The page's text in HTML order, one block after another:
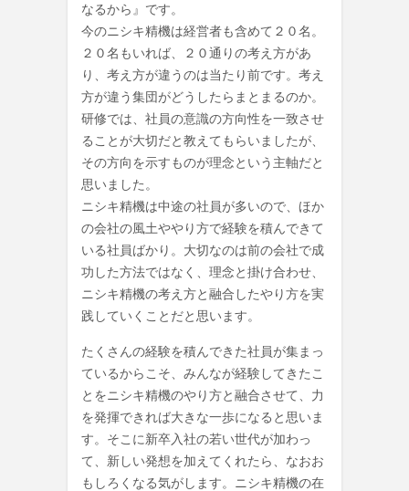
なるから』です。
今のニシキ精機は経営者も含めて２０名。
２０名もいれば、２０通りの考え方があ
り、考え方が違うのは当たり前です。考え
方が違う集団がどうしたらまとまるのか。
研修では、社員の意識の方向性を一致させ
ることが大切だと教えてもらいましたが、
その方向を示すものが理念という主軸だと
思いました。
ニシキ精機は中途の社員が多いので、ほか
の会社の風土ややり方で経験を積んできて
いる社員ばかり。大切なのは前の会社で成
功した方法ではなく、理念と掛け合わせ、
ニシキ精機の考え方と融合したやり方を実
践していくことだと思います。
たくさんの経験を積んできた社員が集まっ
ているからこそ、みんなが経験してきたこ
とをニシキ精機のやり方と融合させて、力
を発揮できれば大きな一歩になると思いま
す。そこに新卒入社の若い世代が加わっ
て、新しい発想を加えてくれたら、なおお
もしろくなる気がします。ニシキ精機の在